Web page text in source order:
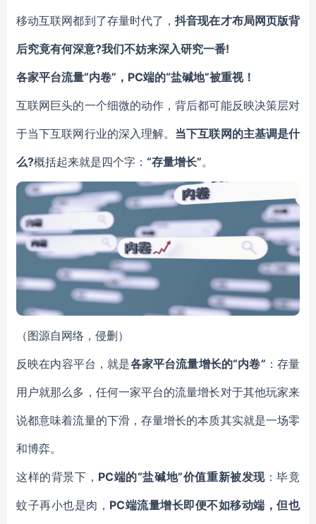
移动互联网都到了存量时代了，抖音现在才布局网页版背
后究竟有何深意?我们不妨来深入研究一番!
各家平台流量“内卷”，PC端的“盐碱地”被重视！
互联网巨头的一个细微的动作，背后都可能反映决策层对
于当下互联网行业的深入理解。 当下互联网的主基调是什
么?概括起来就是四个字： “存量增长”。
（图源自网络，侵删）
反映在内容平台，就是各家平台流量增长的“内卷” ：存量
用户就那么多，任何一家平台的流量增长对于其他玩家来
说都意味着流量的下滑，存量增长的本质其实就是一场零
和博弈。
这样的背景下， PC端的“盐碱地”价值重新被发现：毕竟
蚊子再小也是肉， PC端流量增长即便不如移动端，但也